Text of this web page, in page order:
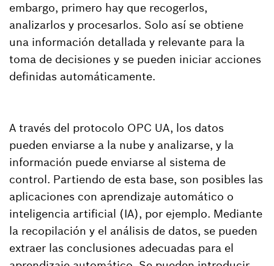
embargo, primero hay que recogerlos,
analizarlos y procesarlos. Solo así se obtiene
una información detallada y relevante para la
toma de decisiones y se pueden iniciar acciones
definidas automáticamente.
A través del protocolo OPC UA, los datos
pueden enviarse a la nube y analizarse, y la
información puede enviarse al sistema de
control. Partiendo de esta base, son posibles las
aplicaciones con aprendizaje automático o
inteligencia artificial (IA), por ejemplo. Mediante
la recopilación y el análisis de datos, se pueden
extraer las conclusiones adecuadas para el